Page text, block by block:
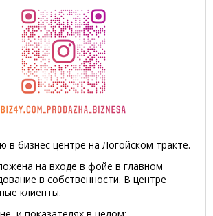
в бизнес центре на Логойском тракте.
на входе в фойе в главном
в собственности. В центре
клиенты.